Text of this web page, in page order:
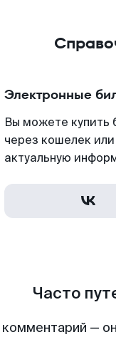
Электронные
Вы можете купить
через кошелек
актуальную
Часто
—